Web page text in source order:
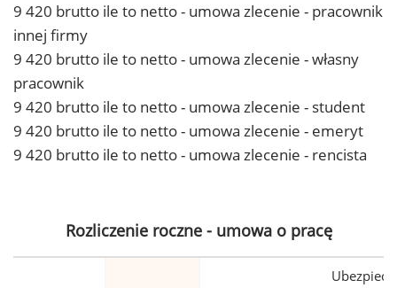
9 420 brutto ile to netto - umowa zlecenie - pracownik
innej firmy
9 420 brutto ile to netto - umowa zlecenie - własny
pracownik
9 420 brutto ile to netto - umowa zlecenie - student
9 420 brutto ile to netto - umowa zlecenie - emeryt
9 420 brutto ile to netto - umowa zlecenie - rencista
Rozliczenie roczne - umowa o pracę